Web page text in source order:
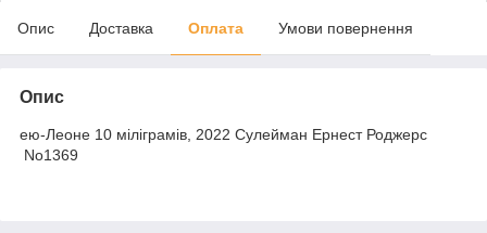
Опис Доставка Оплата Умови повернення
Опис
ею-Леоне 10 міліграмів, 2022 Сулейман Ернест Роджерс
No1369